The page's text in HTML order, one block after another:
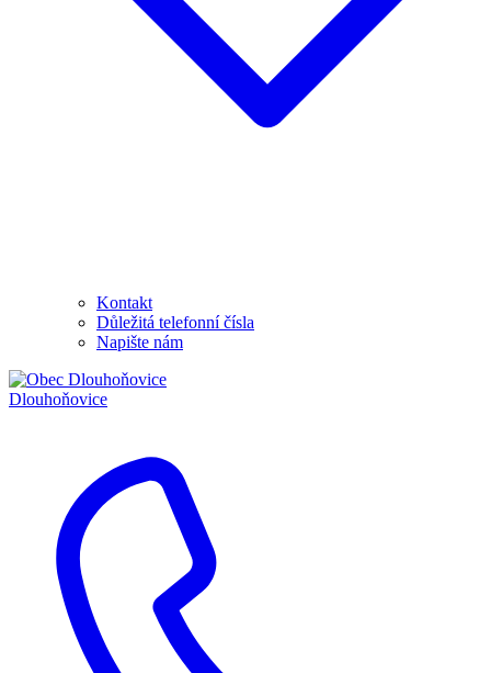
Kontakt
Důležitá telefonní čísla
Napište nám
Dlouhoňovice